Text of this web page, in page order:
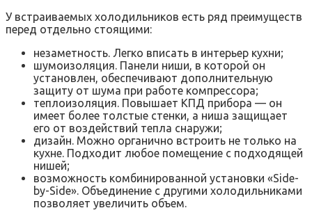
У встраиваемых холодильников есть ряд преимуществ
перед отдельно стоящими:
незаметность. Легко вписать в интерьер кухни;
шумоизоляция. Панели ниши, в которой он
установлен, обеспечивают дополнительную
защиту от шума при работе компрессора;
теплоизоляция. Повышает КПД прибора — он
имеет более толстые стенки, а ниша защищает
его от воздействий тепла снаружи;
дизайн. Можно органично встроить не только на
кухне. Подходит любое помещение с подходящей
нишей;
возможность комбинированной установки «‎Side-
by-Side». Объединение с другими холодильниками
позволяет увеличить объем.